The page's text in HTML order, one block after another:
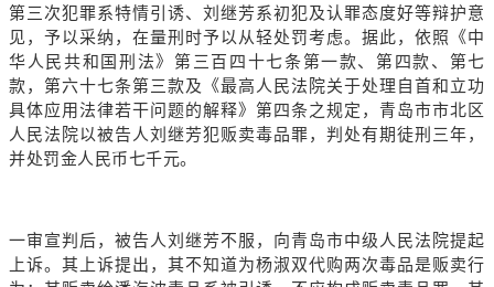
第三次犯罪系特情引诱、刘继芳系初犯及认罪态度好等辩护意
见，予以采纳，在量刑时予以从轻处罚考虑。据此，依照《中
华人民共和国刑法》第三百四十七条第一款、第四款、第七
款，第六十七条第三款及《最高人民法院关于处理自首和立功
具体应用法律若干问题的解释》第四条之规定，青岛市市北区
人民法院以被告人刘继芳犯贩卖毒品罪，判处有期徒刑三年，
并处罚金人民币七千元。
一审宣判后，被告人刘继芳不服，向青岛市中级人民法院提起
上诉。其上诉提出，其不知道为杨淑双代购两次毒品是贩卖行